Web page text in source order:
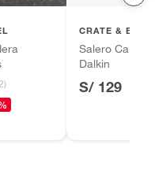
CRATE &
Salero
Dalkin
S/ 129